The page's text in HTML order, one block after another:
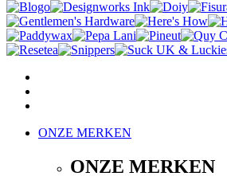
ONZE MERKEN
ONZE MERKEN